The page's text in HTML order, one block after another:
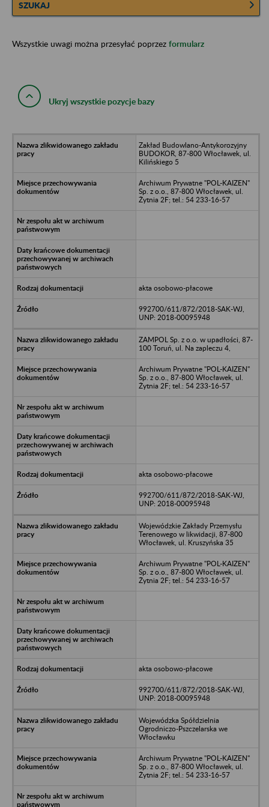
SZUKAJ
Wszystkie uwagi można przesyłać poprzez formularz
Ukryj wszystkie pozycje bazy
Zakład Budowlano-Antykorozyjny
BUDOKOR, 87-800 Włocławek, ul.
Kilińskiego 5
Archiwum Prywatne "POL-KAIZEN"
Sp. z o.o., 87-800 Włocławek, ul.
Żytnia 2F; tel.: 54 233-16-57
akta osobowo-płacowe
992700/611/872/2018-SAK-WJ,
UNP: 2018-00095948
ZAMPOL Sp. z o.o. w upadłości, 87-
100 Toruń, ul. Na zapleczu 4,
Archiwum Prywatne "POL-KAIZEN"
Sp. z o.o., 87-800 Włocławek, ul.
Żytnia 2F; tel.: 54 233-16-57
akta osobowo-płacowe
992700/611/872/2018-SAK-WJ,
UNP: 2018-00095948
Wojewódzkie Zakłady Przemysłu
Terenowego w likwidacji, 87-800
Włocławek, ul. Kruszyńska 35
Archiwum Prywatne "POL-KAIZEN"
Sp. z o.o., 87-800 Włocławek, ul.
Żytnia 2F; tel.: 54 233-16-57
akta osobowo-płacowe
992700/611/872/2018-SAK-WJ,
UNP: 2018-00095948
Wojewódzka Spółdzielnia
Ogrodniczo-Pszczelarska we
Włocławku
Archiwum Prywatne "POL-KAIZEN"
Sp. z o.o., 87-800 Włocławek, ul.
Żytnia 2F; tel.: 54 233-16-57